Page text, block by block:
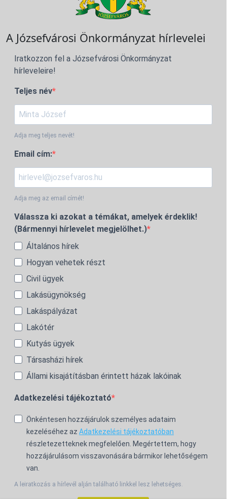
A Józsefvárosi Önkormányzat hírlevelei
Iratkozzon fel a Józsefvárosi Önkormányzat
hírleveleire!
Teljes név
Adja meg teljes nevét!
Email cím:
Adja meg az email címét!
Válassza ki azokat a témákat, amelyek érdeklik!
(Bármennyi hírlevelet megjelölhet.)
Általános hírek
Hogyan vehetek részt
Civil ügyek
Lakásügynökség
Lakáspályázat
Lakótér
Kutyás ügyek
Társasházi hírek
Állami kisajátításban érintett házak lakóinak
Adatkezelési tájékoztató
Önkéntesen hozzájárulok személyes adataim
kezeléséhez az Adatkezelési tájékoztatóban
részletezetteknek megfelelően. Megértettem, hogy
hozzájárulásom visszavonására bármikor lehetőségem
van.
A leiratkozás a hírlevél alján található linkkel lesz lehetséges.